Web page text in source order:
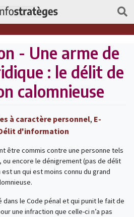
- Une arme de
: le délit de
calomnieuse
à caractère personnel, E-
d'information
être commis contre une personne tels
ou encore le dénigrement (pas de délit
un qui est moins connu du grand
dans le Code pénal et qui punit le fait de
une infraction que celle-ci n’a pas